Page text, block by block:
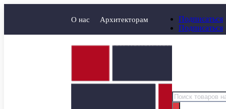
О нас Архитекторам
Подписаться
Подписаться
Поиск
товаров